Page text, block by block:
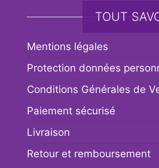
TOUT
Mentions légales
Protection données
Conditions Générales de
Paiement sécurisé
Livraison
Retour et remboursement